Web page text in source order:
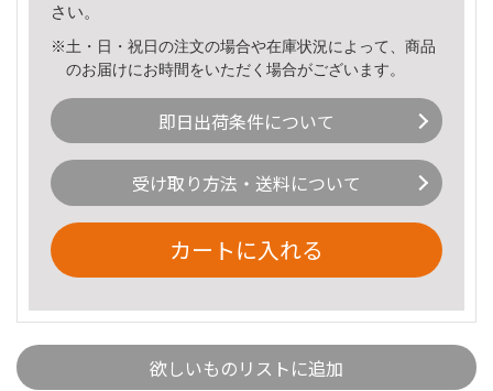
さい。
※土・日・祝日の注文の場合や在庫状況によって、商品
のお届けにお時間をいただく場合がございます。
即日出荷条件について
受け取り方法・送料について
カートに入れる
欲しいものリストに追加